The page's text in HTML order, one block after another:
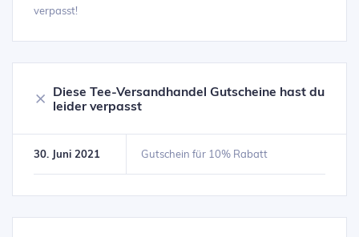
verpasst!
Diese Tee-Versandhandel Gutscheine hast du
leider verpasst
30. Juni 2021 Gutschein für 10% Rabatt